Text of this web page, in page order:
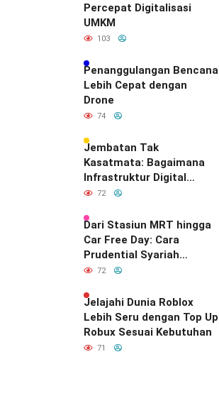
Percepat Digitalisasi
UMKM
103
Penanggulangan Bencana
Lebih Cepat dengan
Drone
74
Jembatan Tak
Kasatmata: Bagaimana
Infrastruktur Digital
Diam-Diam
Hubungan Indonesia–
India
72
Dari Stasiun MRT hingga
Car Free Day: Cara
Prudential Syariah
Merayakan yang Nomor
Indonesia
72
Jelajahi Dunia Roblox
Lebih Seru dengan Top Up
Robux Sesuai Kebutuhan
71